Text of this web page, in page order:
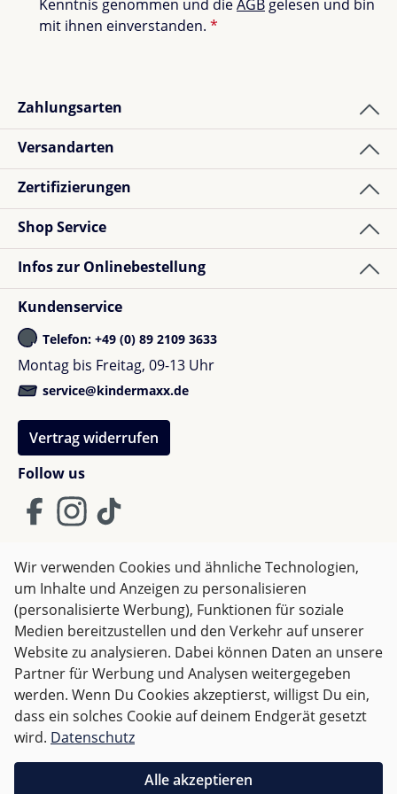
Sportzubehör mit dem wunderschönen,
skandinavischen Design, das wir so lieben. Anstatt
Geschenk, das Bewegung und Gesundheit fördert.
Ready, set, game on!
Kenntnis genommen und dieAGB gelesen und bin
mit ihnen einverstanden. *
Zahlungsarten
Versandarten
Zertifizierungen
Follow us
Shop Service
Infos zur Onlinebestellung
Kundenservice
Telefon: +49 (0) 89 2109 3633
Montag bis Freitag, 09-13 Uhr
service@kindermaxx.de
Vertrag widerrufen
AGB Impressum
Datenschutz
Widerrufsrecht
Alle Preise inkl. gesetzl. Mehrwertsteuer zzgl.Versandkosten
und ggf. Nachnahmegebühren, wenn nicht anders
angegeben.
Für Deutschland sind Bestellungen ab 50,- EUR
Wir verwenden Cookies und ähnliche Technologien,
um Inhalte und Anzeigen zu personalisieren
(personalisierte Werbung), Funktionen für soziale
Medien bereitzustellen und den Verkehr auf unserer
Website zu analysieren. Dabei können Daten an unsere
Partner für Werbung und Analysen weitergegeben
werden. Wenn Du Cookies akzeptierst, willigst Du ein,
dass ein solches Cookie auf deinem Endgerät gesetzt
wird. Datenschutz
Alle akzeptieren